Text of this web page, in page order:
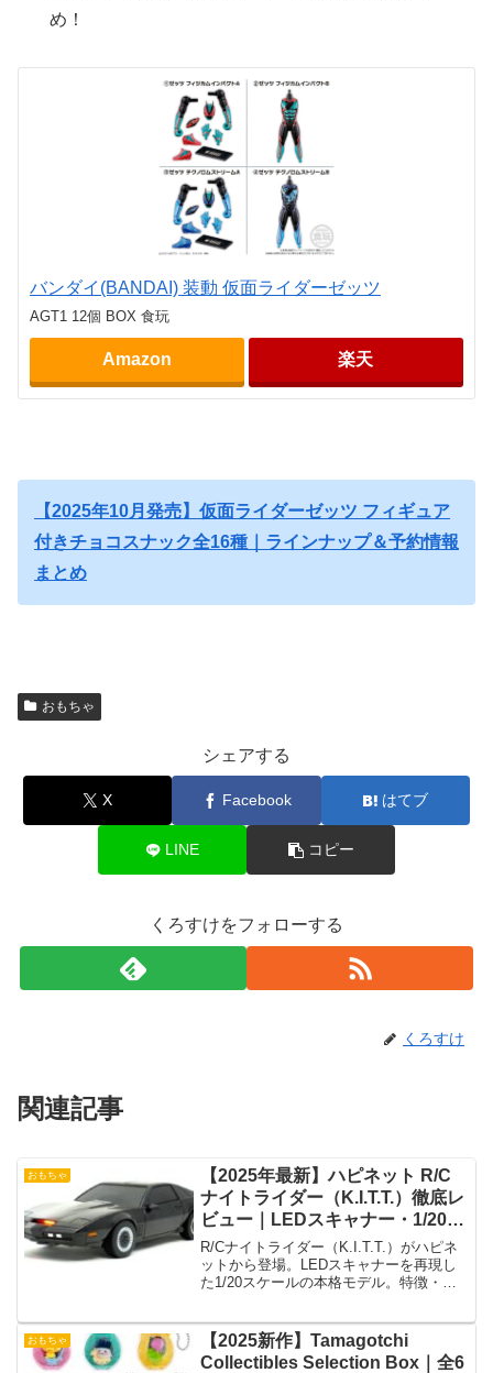
め！
バンダイ(BANDAI) 装動 仮面ライダーゼッツ
AGT1 12個 BOX 食玩
Amazon 楽天
【2025年10月発売】仮面ライダーゼッツ フィギュア
付きチョコスナック全16種｜ラインナップ＆予約情報
まとめ
おもちゃ
シェアする
X Facebook はてブ
LINE コピー
くろすけをフォローする
くろすけ
関連記事
おもちゃ
【2025年最新】ハピネット R/C
ナイトライダー（K.I.T.T.）徹底レ
ビュー｜LEDスキャナー・1/20再
現度がすごい
R/Cナイトライダー（K.I.T.T.）がハピネ
ットから登場。LEDスキャナーを再現し
た1/20スケールの本格モデル。特徴・ギ
おもちゃ
【2025新作】Tamagotchi
Collectibles Selection Box｜全6